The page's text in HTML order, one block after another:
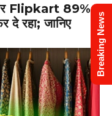
Flipkart 89%
रहा; जानिए
Breaking News